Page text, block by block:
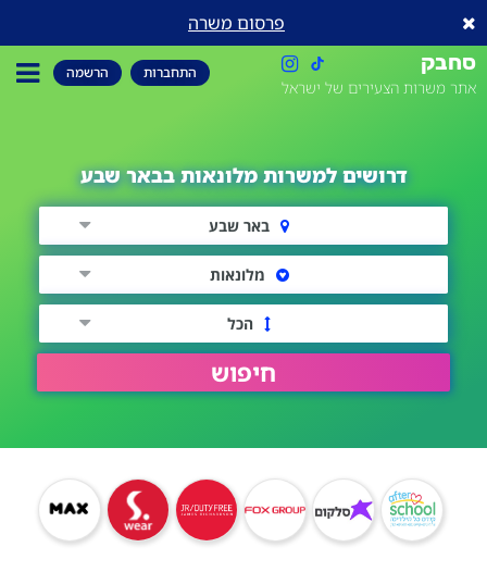
פרסום משרה
סחבק
אתר משרות הצעירים של ישראל
התחברות הרשמה
דרושים למשרות מלונאות בבאר שבע
באר שבע
מלונאות
הכל
חיפוש